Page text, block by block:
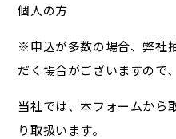
個人の方
※申込が多数の場合、弊社
だく場合がございますので
当社では、本フォームから
り取扱います。